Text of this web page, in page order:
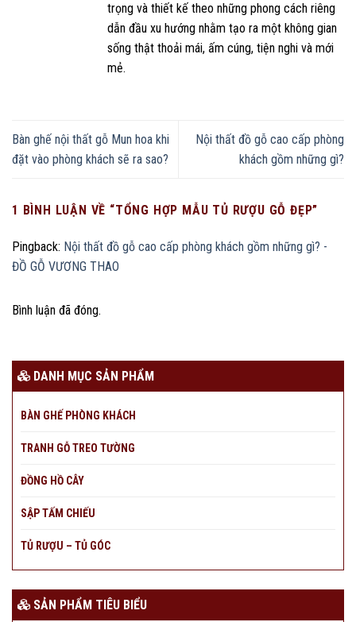
trọng và thiết kế theo những phong cách riêng
dẫn đầu xu hướng nhằm tạo ra một không gian
sống thật thoải mái, ấm cúng, tiện nghi và mới
mẻ.
Bàn ghế nội thất gỗ Mun hoa khi
đặt vào phòng khách sẽ ra sao?
Nội thất đồ gỗ cao cấp phòng
khách gồm những gì?
1 BÌNH LUẬN VỀ “TỔNG HỢP MẪU TỦ RƯỢU GỖ ĐẸP”
Pingback: Nội thất đồ gỗ cao cấp phòng khách gồm những gì? -
ĐỒ GỖ VƯƠNG THAO
Bình luận đã đóng.
DANH MỤC SẢN PHẨM
BÀN GHẾ PHÒNG KHÁCH
TRANH GỖ TREO TƯỜNG
ĐỒNG HỒ CÂY
SẬP TẤM CHIẾU
TỦ RƯỢU – TỦ GÓC
SẢN PHẨM TIÊU BIỂU